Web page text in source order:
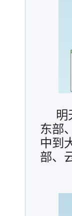
明
东部
中到
部、